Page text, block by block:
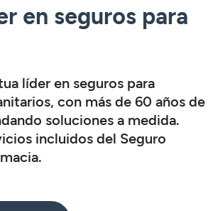
en seguros para
líder en seguros para
con más de 60 años de
soluciones a medida.
incluidos del Seguro